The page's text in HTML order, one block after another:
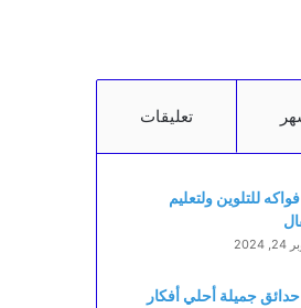
تعليقات
للتلوين ولتعليم
2024
جميلة أحلي أفكار